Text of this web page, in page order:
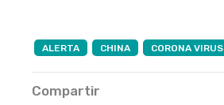
ALERTA CHINA CORONA VIRUS
Compartir